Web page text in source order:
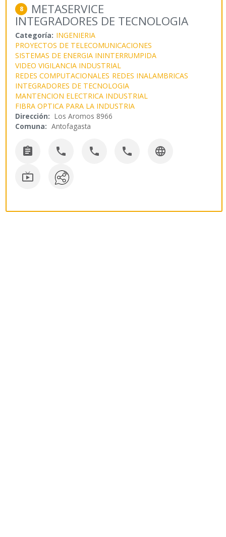
8 METASERVICE
INTEGRADORES DE TECNOLOGIA
Categoría: INGENIERIA
PROYECTOS DE TELECOMUNICACIONES
SISTEMAS DE ENERGIA ININTERRUMPIDA
VIDEO VIGILANCIA INDUSTRIAL
REDES COMPUTACIONALES REDES INALAMBRICAS
INTEGRADORES DE TECNOLOGIA
MANTENCION ELECTRICA INDUSTRIAL
FIBRA OPTICA PARA LA INDUSTRIA
Dirección: Los Aromos 8966
Comuna: Antofagasta
    
